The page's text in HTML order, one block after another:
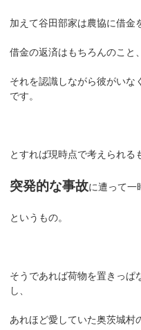
加えて谷田部家は農協に借金
借金の返済はもちろんのこと
それを認識しながら彼がいな
です。
とすれば現時点で考えられる
突発的な事故に遭って一
というもの。
そうであれば荷物を置きっぱ
し、
あれほど愛していた奥茨城村